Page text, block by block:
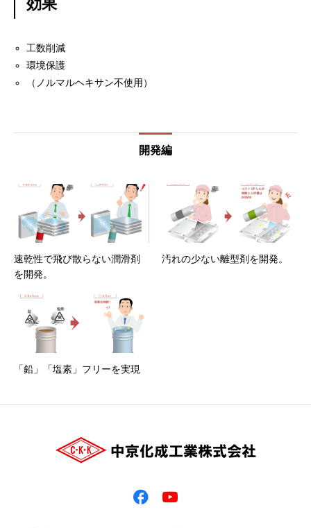
効果
工数削減
環境保護
（ノルマルヘキサン不使用）
開発編
速乾性で飛び散らない潤滑剤
を開発。
汚れの少ない離型剤を開発。
「鉛」「塩素」フリーを実現